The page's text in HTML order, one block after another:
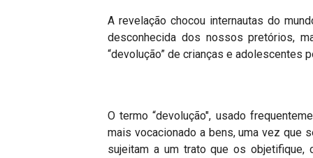
A revelação chocou internautas do
desconhecida dos nossos pretórios,
“devolução” de crianças e adolescentes
O termo “devolução", usado
mais vocacionado a bens, uma vez que
sujeitam a um trato que os